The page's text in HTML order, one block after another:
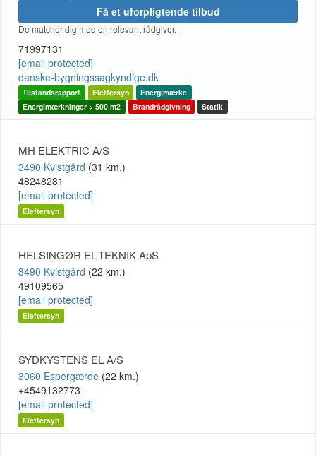
Få et uforpligtende tilbud
De matcher dig med en relevant rådgiver.
71997131
[email protected]
danske-bygningssagkyndige.dk
Tilstandsrapport Eleftersyn
Energimærke
Energimærkninger > 500 m2
Brandrådgivning Statik
MH ELEKTRIC A/S
3490 Kvistgård (31 km.)
48248281
[email protected]
Eleftersyn
HELSINGØR EL-TEKNIK ApS
3490 Kvistgård (22 km.)
49109565
[email protected]
Eleftersyn
SYDKYSTENS EL A/S
3060 Espergærde (22 km.)
+4549132773
[email protected]
Eleftersyn